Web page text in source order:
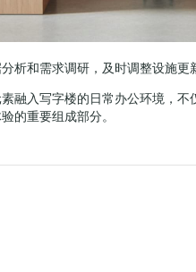
析和需求调研，及时调整设施更
融入写字楼的日常办公环境，
的重要组成部分。